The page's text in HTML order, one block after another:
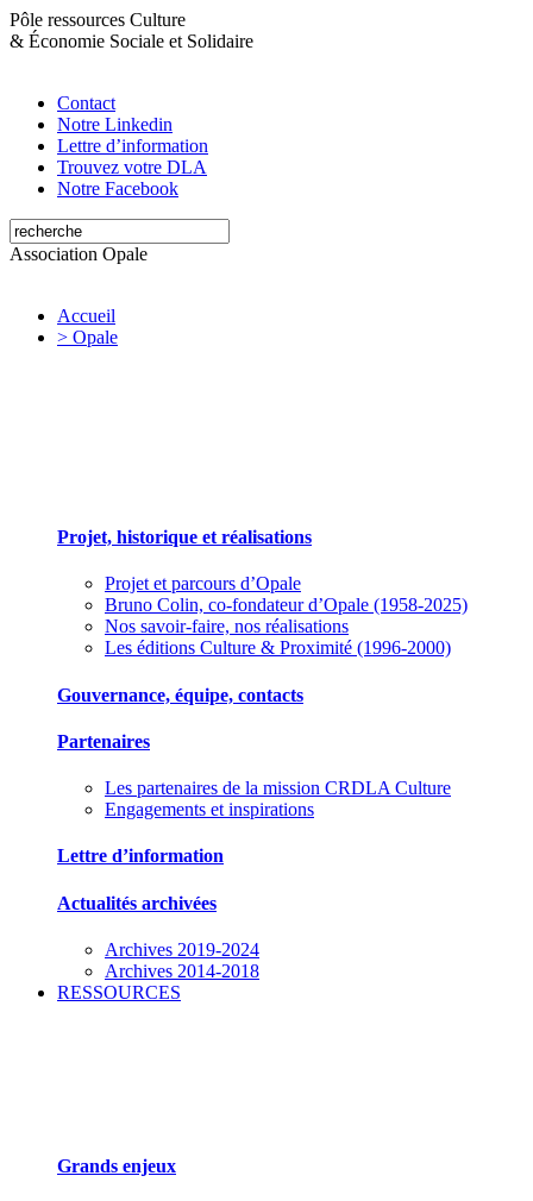
Pôle ressources Culture
& Économie Sociale et Solidaire
Contact
Notre Linkedin
Lettre d’information
Trouvez votre DLA
Notre Facebook
Association Opale
Accueil
> Opale
Projet, historique et réalisations
Projet et parcours d’Opale
Bruno Colin, co-fondateur d’Opale (1958-2025)
Nos savoir-faire, nos réalisations
Les éditions Culture & Proximité (1996-2000)
Gouvernance, équipe, contacts
Partenaires
Les partenaires de la mission CRDLA Culture
Engagements et inspirations
Lettre d’information
Actualités archivées
Archives 2019-2024
Archives 2014-2018
RESSOURCES
Grands enjeux